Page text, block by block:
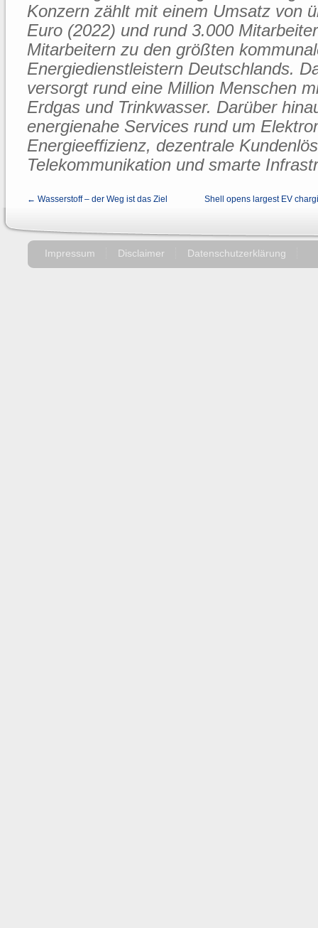
Konzern zählt mit einem Umsatz von
Euro (2022) und rund 3.000
Mitarbeitern zu den größten
Energiedienstleistern Deutschlands.
versorgt rund eine Million Menschen
Erdgas und Trinkwasser. Darüber
energienahe Services rund um
Energieeffizienz, dezentrale
Telekommunikation und smarte
← Wasserstoff – der Weg ist das Ziel Shell opens largest EV
Impressum Disclaimer Datenschutzerklärung